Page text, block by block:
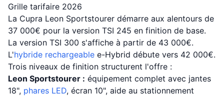
Grille tarifaire 2026
La Cupra Leon Sportstourer démarre aux alentours de
37 000€ pour la version TSI 245 en finition de base.
La version TSI 300 s'affiche à partir de 43 000€.
L'hybride rechargeable e-Hybrid débute vers 42 000€.
Trois niveaux de finition structurent l'offre :
Leon Sportstourer : équipement complet avec jantes
18", phares LED, écran 10", aide au stationnement